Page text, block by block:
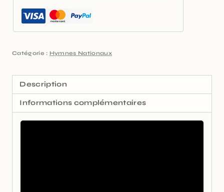
Catégorie : Hymnes Nationaux
Description
Informations complémentaires